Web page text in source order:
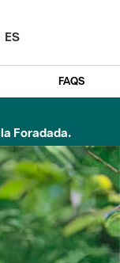
ES
FAQS
Foradada.